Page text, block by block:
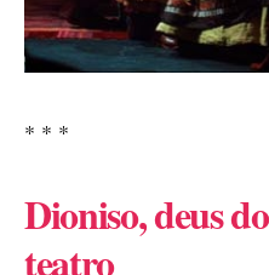
* * *
Dioniso, deus
teatro